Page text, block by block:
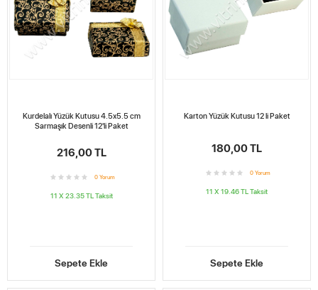
Kurdelalı Yüzük Kutusu 4.5x5.5 cm
Sarmaşık Desenli 12'li Paket
216,00 TL
0 Yorum
11 X 23.35 TL Taksit
Sepete Ekle
Karton Yüzük Kutusu 12 li Paket
180,00 TL
0 Yorum
11 X 19.46 TL Taksit
Sepete Ekle